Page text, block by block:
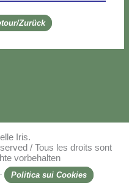
Zurück
Iris.
/ Tous les droits sont
vorbehalten
Politica sui Cookies